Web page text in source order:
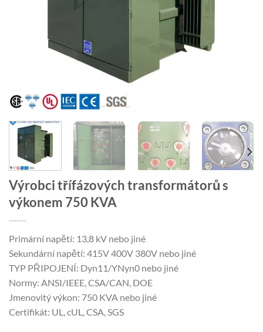
Výrobci třífázových transformátorů s
výkonem 750 KVA
Primární napětí: 13,8 kV nebo jiné
Sekundární napětí: 415V 400V 380V nebo jiné
TYP PŘIPOJENÍ: Dyn11/YNyn0 nebo jiné
Normy: ANSI/IEEE, CSA/CAN, DOE
Jmenovitý výkon: 750 KVA nebo jiné
Certifikát: UL, cUL, CSA, SGS